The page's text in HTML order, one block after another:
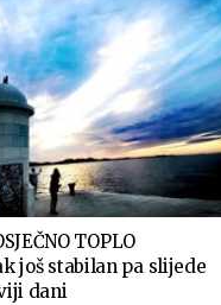
TOPLO
još stabilan pa slijede
dani